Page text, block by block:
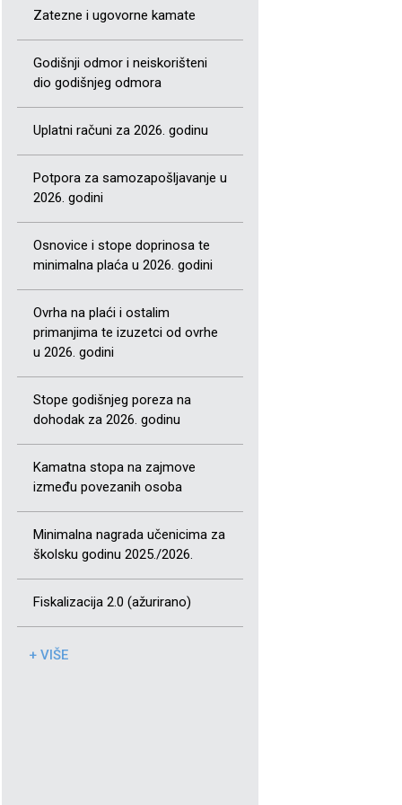
Zatezne i ugovorne kamate
Godišnji odmor i neiskorišteni
dio godišnjeg odmora
Uplatni računi za 2026. godinu
Potpora za samozapošljavanje u
2026. godini
Osnovice i stope doprinosa te
minimalna plaća u 2026. godini
Ovrha na plaći i ostalim
primanjima te izuzetci od ovrhe
u 2026. godini
Stope godišnjeg poreza na
dohodak za 2026. godinu
Kamatna stopa na zajmove
između povezanih osoba
Minimalna nagrada učenicima za
školsku godinu 2025./2026.
Fiskalizacija 2.0 (ažurirano)
+ VIŠE